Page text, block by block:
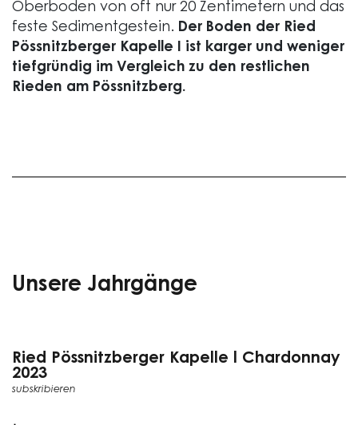
Oberboden von oft nur 20 Zentimetern und das
feste Sedimentgestein. Der Boden der Ried
Pössnitzberger Kapelle I ist karger und weniger
tiefgründig im Vergleich zu den restlichen
Rieden am Pössnitzberg.
Unsere Jahrgänge
Ried Pössnitzberger Kapelle l Chardonnay
2023
subskribieren